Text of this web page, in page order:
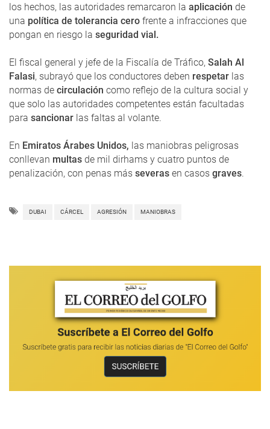
los hechos, las autoridades remarcaron la aplicación de
una política de tolerancia cero frente a infracciones que
pongan en riesgo la seguridad vial.
El fiscal general y jefe de la Fiscalía de Tráfico, Salah Al
Falasi, subrayó que los conductores deben respetar las
normas de circulación como reflejo de la cultura social y
que solo las autoridades competentes están facultadas
para sancionar las faltas al volante.
En Emiratos Árabes Unidos, las maniobras peligrosas
conllevan multas de mil dirhams y cuatro puntos de
penalización, con penas más severas en casos graves.
DUBAI CÁRCEL AGRESIÓN MANIOBRAS